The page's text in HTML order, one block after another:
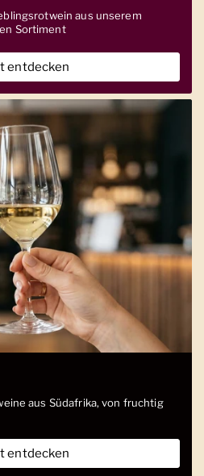
aus unserem
Sortiment
entdecken
aus Südafrika, von fruchtig
entdecken